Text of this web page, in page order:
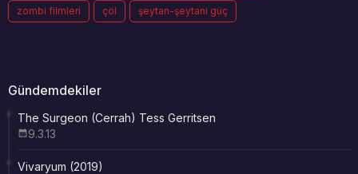
zombi filmleri çöl şeytan-şeytani güç
Gündemdekiler
The Surgeon (Cerrah) Tess Gerritsen
9.3.13
Vivaryum (2019)